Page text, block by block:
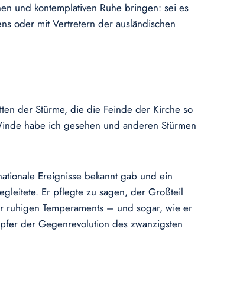
und kontemplativen Ruhe bringen: sei es
oder mit Vertretern der ausländischen
der Stürme, die die Feinde der Kirche so
habe ich gesehen und anderen Stürmen
Ereignisse bekannt gab und ein
Er pflegte zu sagen, der Großteil
ruhigen Temperaments – und sogar, wie er
der Gegenrevolution des zwanzigsten